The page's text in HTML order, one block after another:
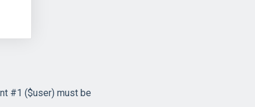
#1 ($user) must be